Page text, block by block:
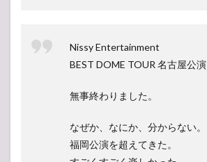
Nissy Entertainment
BEST DOME TOUR 名古屋公演
無事終わりました。
なぜか、なにか、分からない。
福岡公演を超えてきた。